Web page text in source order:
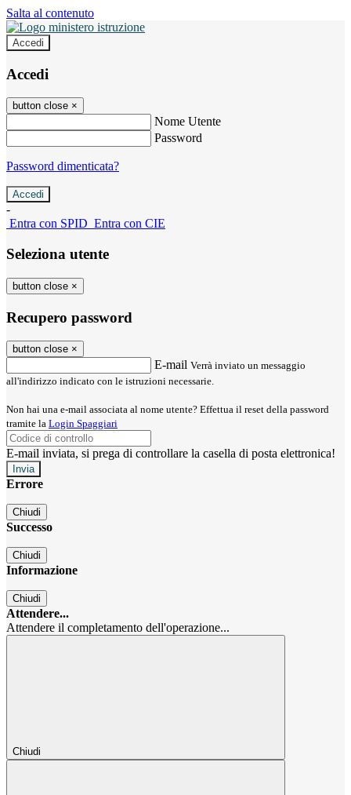
Salta al contenuto
Accedi
Accedi
button close ×
Nome Utente
Password
Password dimenticata?
-
Entra con SPID Entra con CIE
Seleziona utente
button close ×
Recupero password
button close ×
E-mail Verrà inviato un messaggio
all'indirizzo indicato con le istruzioni necessarie.
Non hai una e-mail associata al nome utente? Effettua il reset della password
tramite la Login Spaggiari
E-mail inviata, si prega di controllare la casella di posta elettronica!
Errore
Chiudi
Successo
Chiudi
Informazione
Chiudi
Attendere...
Attendere il completamento dell'operazione...
Chiudi